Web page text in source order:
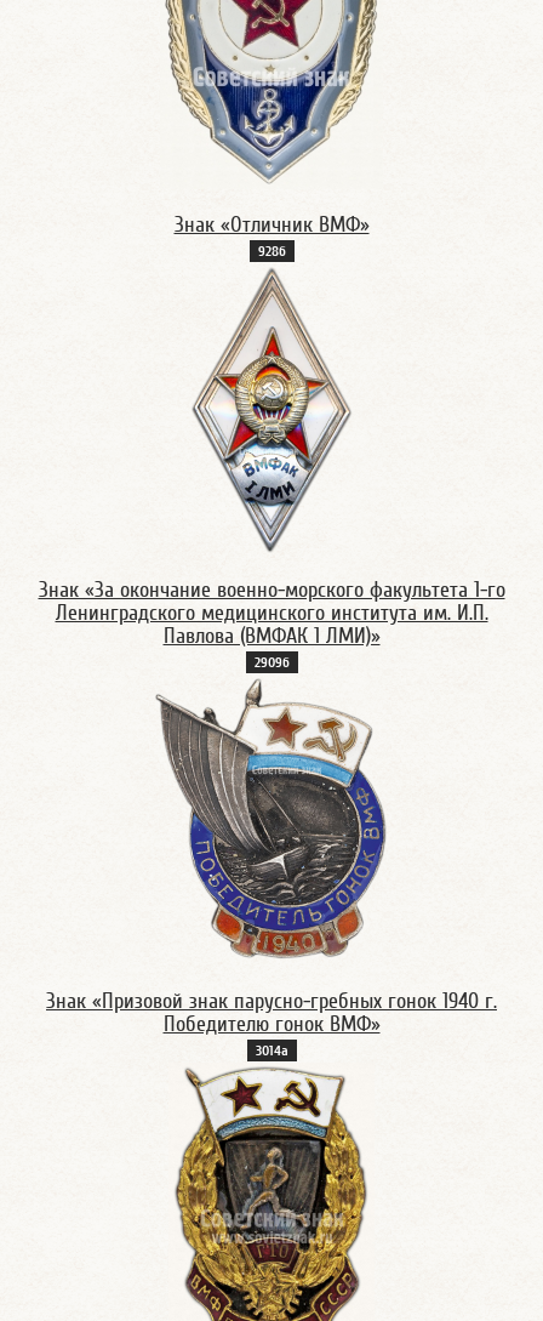
Знак «Отличник ВМФ»
928б
Знак «За окончание военно-морского факультета 1-го
Ленинградского медицинского института им. И.П.
Павлова (ВМФАК 1 ЛМИ)»
2909б
Знак «Призовой знак парусно-гребных гонок 1940 г.
Победителю гонок ВМФ»
3014а